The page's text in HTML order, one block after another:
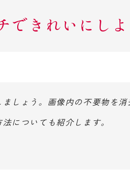
きれいにし
しょう。画像内の不要物を
についても紹介します。